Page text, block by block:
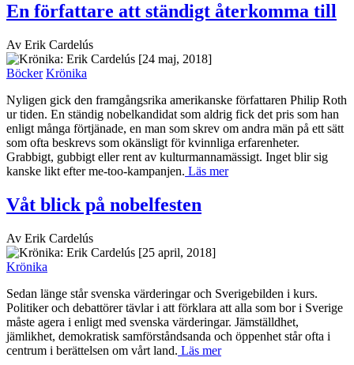
En författare att ständigt återkomma till
Av Erik Cardelús
[24 maj, 2018]
Böcker Krönika
Nyligen gick den framgångsrika amerikanske författaren Philip Roth
ur tiden. En ständig nobelkandidat som aldrig fick det pris som han
enligt många förtjänade, en man som skrev om andra män på ett sätt
som ofta beskrevs som okänsligt för kvinnliga erfarenheter.
Grabbigt, gubbigt eller rent av kulturmannamässigt. Inget blir sig
kanske likt efter me-too-kampanjen. Läs mer
Våt blick på nobelfesten
Av Erik Cardelús
[25 april, 2018]
Krönika
Sedan länge står svenska värderingar och Sverigebilden i kurs.
Politiker och debattörer tävlar i att förklara att alla som bor i Sverige
måste agera i enligt med svenska värderingar. Jämställdhet,
jämlikhet, demokratisk samförståndsanda och öppenhet står ofta i
centrum i berättelsen om vårt land. Läs mer